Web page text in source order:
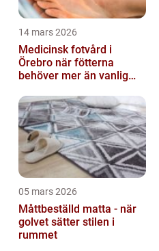
14 mars 2026
Medicinsk fotvård i
Örebro när fötterna
behöver mer än vanlig
05 mars 2026
Måttbeställd matta - när
golvet sätter stilen i
rummet